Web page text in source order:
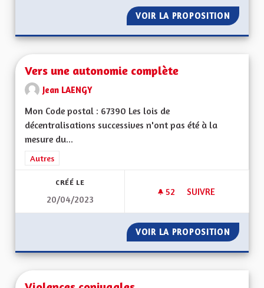
VOIR LA PROPOSITION VERS
Vers une autonomie complète
Jean LAENGY
Mon Code postal : 67390 Les lois de
décentralisations successives n'ont pas été à la
mesure du...
Filtrer les résultats de la catégorie : Autres
Autres
CRÉÉ LE
20/04/2023
52 52 ABONNÉS
SUIVRE
VOIR LA PROPOSITION VERS